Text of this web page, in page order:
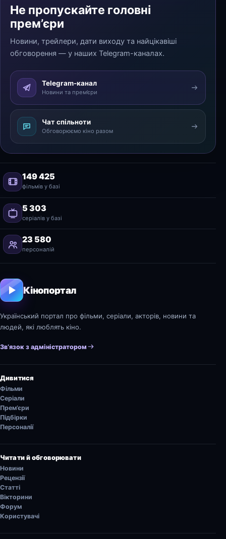
Не пропускайте головні
прем’єри
Новини, трейлери, дати виходу та найцікавіші
обговорення — у наших Telegram-каналах.
Telegram-канал
Новини та прем’єри
Чат спільноти
Обговорюємо кіно разом
149 425
фільмів у базі
5 303
серіалів у базі
23 580
персоналій
Кінопортал
Український портал про фільми, серіали, акторів, новини та
людей, які люблять кіно.
Зв’язок з адміністратором
Дивитися
Фільми
Серіали
Прем’єри
Підбірки
Персоналії
Читати й обговорювати
Новини
Рецензії
Статті
Вікторини
Форум
Користувачі